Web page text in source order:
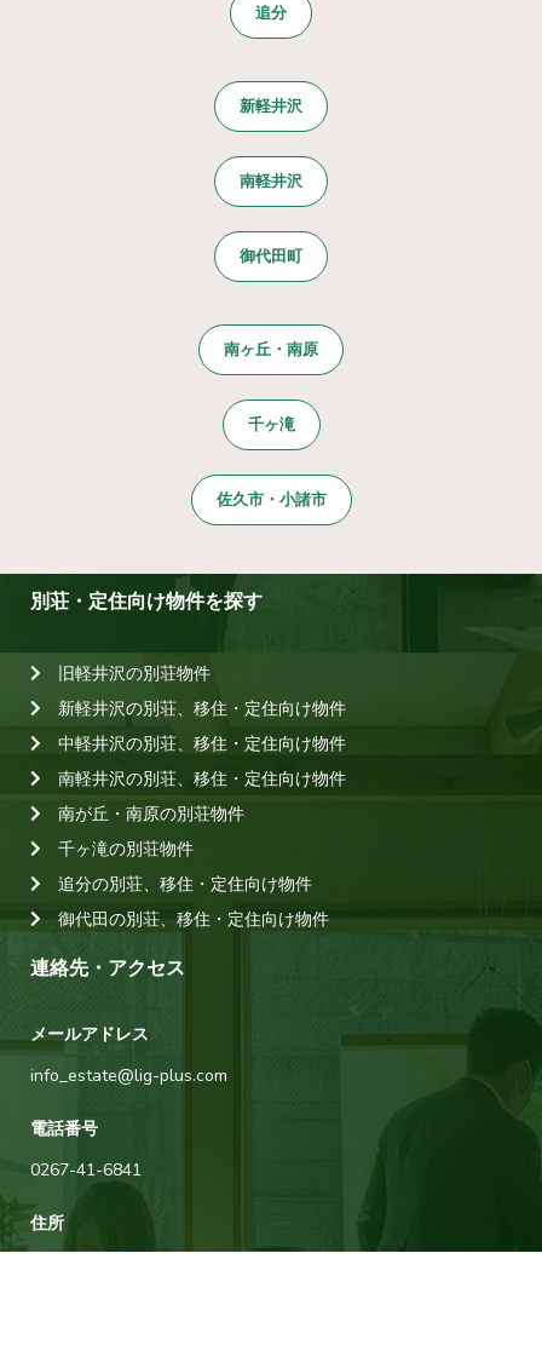
追分
新軽井沢
南軽井沢
御代田町
南ヶ丘・南原
千ヶ滝
佐久市・小諸市
別荘・定住向け物件を探す
旧軽井沢の別荘物件
新軽井沢の別荘、移住・定住向け物件
中軽井沢の別荘、移住・定住向け物件
南軽井沢の別荘、移住・定住向け物件
南が丘・南原の別荘物件
千ヶ滝の別荘物件
追分の別荘、移住・定住向け物件
御代田の別荘、移住・定住向け物件
連絡先・アクセス
メールアドレス
info_estate@lig-plus.com
電話番号
0267-41-6841
住所